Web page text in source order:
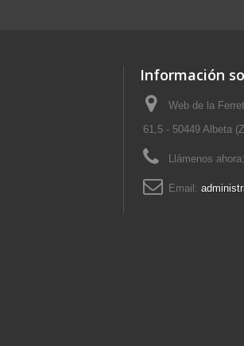
Información
Web de la
61,5 - 50449 Albeta
Llámenos ahora:
Email: